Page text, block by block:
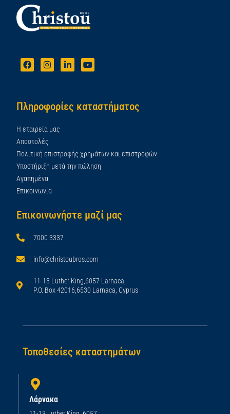
Πληροφορίες καταστήματος
Η εταιρεία μας
Αποστολές
Πολιτική επιστροφής χρημάτων και επιστροφών
Υποστήριξη μετά την πώληση
Αγαπημένα
Επικοινωνία
Επικοινωνήστε μαζί μας
7000 3337
info@christoubros.com
11-13 Luther King,6057 Larnaca,
P.O. Box 42016,6530 Larnaca, Cyprus
Τοποθεσίες καταστημάτων
Λάρνακα